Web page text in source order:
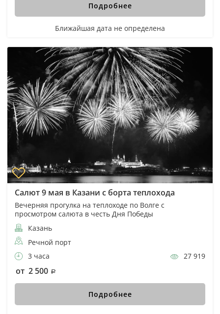
Подробнее
Ближайшая дата не определена
Салют 9 мая в Казани с борта теплохода
Вечерняя прогулка на теплоходе по Волге с
просмотром салюта в честь Дня Победы
Казань
Речной порт
3 часа
27 919
от 2 500
Подробнее